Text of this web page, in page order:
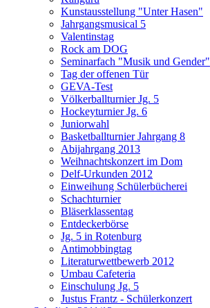
Kunstausstellung "Unter Hasen"
Jahrgangsmusical 5
Valentinstag
Rock am DOG
Seminarfach "Musik und Gender"
Tag der offenen Tür
GEVA-Test
Völkerballturnier Jg. 5
Hockeyturnier Jg. 6
Juniorwahl
Basketballturnier Jahrgang 8
Abijahrgang 2013
Weihnachtskonzert im Dom
Delf-Urkunden 2012
Einweihung Schülerbücherei
Schachturnier
Bläserklassentag
Entdeckerbörse
Jg. 5 in Rotenburg
Antimobbingtag
Literaturwettbewerb 2012
Umbau Cafeteria
Einschulung Jg. 5
Justus Frantz - Schülerkonzert